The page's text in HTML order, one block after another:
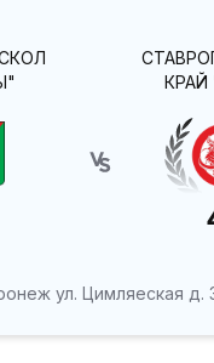
КРАЙ
ул. Цимляеская д.